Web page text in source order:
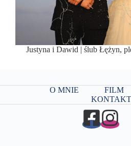
Justyna i Dawid | ślub Łężyn,
O MNIE FILM
KONTAKT